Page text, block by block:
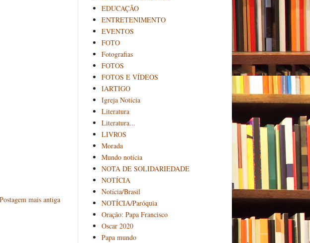
Postagem mais antiga
EDUCAÇÃO
ENTRETENIMENTO
EVENTOS
FOTO
Fotografias
FOTOS
FOTOS E VÍDEOS
IARTIGO
Igreja Notícia
Literatura
Literatura...
LIVROS
Morada
Mundo notícia
NOTA DE SOLIDARIEDADE
NOTÍCIA
Notícia/Brasil
NOTÍCIA/Paróquia
Oração: Papa Francisco
Oscar 2020
Papa mundo